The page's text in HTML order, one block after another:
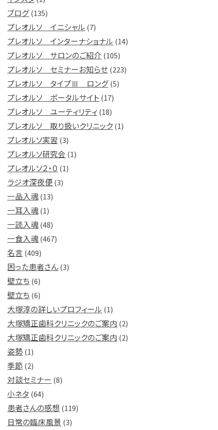
ブログ(135)
プレオルソ イニシャル (7)
プレオルソ インターナショナル (14)
プレオルソ サロンのご紹介 (105)
プレオルソ セミナーお知らせ(223)
プレオルソ タイプⅢ ロング(5)
プレオルソ ポータルサイト(17)
プレオルソ ユーティリティ(18)
プレオルソ 取り扱いクリニック(1)
プレオルソ実習 (3)
プレオルソ研究会 (1)
プレオルソ２・０ (1)
ラジオ深夜便(3)
一品入魂(13)
一耳入魂(1)
一読入魂(48)
一食入魂(467)
名言 (409)
困った患者さん(3)
壁立ち (6)
壁立ち (6)
大塚淳の詳しいプロフィール (1)
大塚矯正歯科クリニックのご案内 (2)
大塚矯正歯科クリニックのご案内 (2)
姿勢(1)
季節 (2)
対談セミナー (8)
小ネタ (64)
患者さんの感想 (119)
日常の臨床風景 (3)